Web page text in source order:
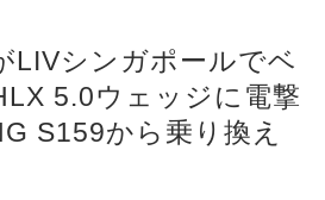
LIVシンガポールでベ
5.0ウェッジに電撃
S159から乗り換え